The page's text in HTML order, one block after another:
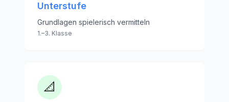
Unterstufe
Grundlagen spielerisch vermitteln
1.–3. Klasse
📐